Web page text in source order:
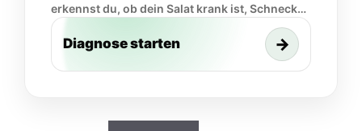
erkennst du, ob dein Salat krank ist, Schnecken
oder Blattläuse dahinterstecken.
Diagnose starten →